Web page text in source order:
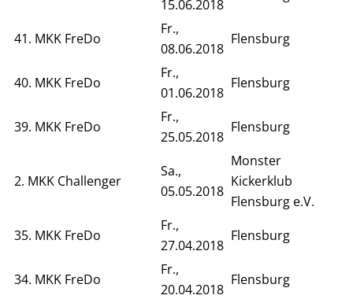
15.06.2018
41. MKK FreDo
Fr.,
08.06.2018
Flensburg
40. MKK FreDo
Fr.,
01.06.2018
Flensburg
39. MKK FreDo
Fr.,
25.05.2018
Flensburg
2. MKK Challenger
Sa.,
05.05.2018
Monster
Kickerklub
Flensburg e.V.
35. MKK FreDo
Fr.,
27.04.2018
Flensburg
34. MKK FreDo
Fr.,
20.04.2018
Flensburg